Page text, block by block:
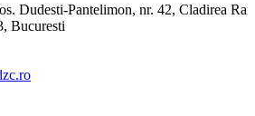
Dudesti-Pantelimon, nr. 42, Cladirea
Bucuresti